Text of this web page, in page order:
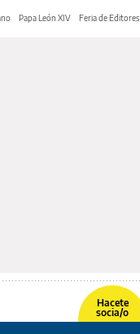
Papa León XIV Feria de Editores
Hacete
socia/o